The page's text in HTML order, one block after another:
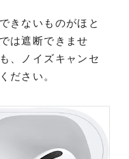
きないものがほと
は遮断できませ
、ノイズキャンセ
ださい。